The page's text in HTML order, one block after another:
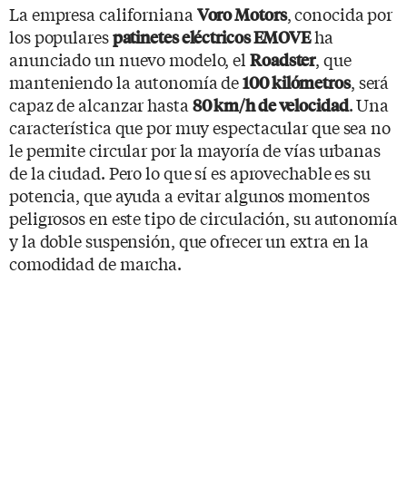
La empresa californiana Voro Motors, conocida por
los popularespatinetes eléctricos EMOVEha
anunciado un nuevo modelo, el Roadster, que
manteniendo la autonomía de100 kilómetros, será
capaz de alcanzar hasta 80 km/h de velocidad. Una
característica que por muy espectacular que sea no
le permite circular por la mayoría de vías urbanas
de la ciudad. Pero lo que sí es aprovechable es su
potencia, que ayuda a evitar algunos momentos
peligrosos en este tipo de circulación, su autonomía
y la doble suspensión, que ofrecer un extra en la
comodidad de marcha.